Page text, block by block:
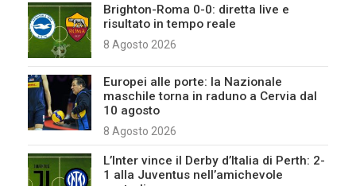
Brighton-Roma 0-0: diretta live e
risultato in tempo reale
8 Agosto 2026
Europei alle porte: la Nazionale
maschile torna in raduno a Cervia dal
10 agosto
8 Agosto 2026
L’Inter vince il Derby d’Italia di Perth: 2-
1 alla Juventus nell’amichevole